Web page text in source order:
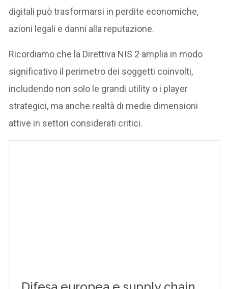
digitali può trasformarsi in perdite economiche,
azioni legali e danni alla reputazione.
Ricordiamo che la Direttiva NIS 2 amplia in modo
significativo il perimetro dei soggetti coinvolti,
includendo non solo le grandi utility o i player
strategici, ma anche realtà di medie dimensioni
attive in settori considerati critici.